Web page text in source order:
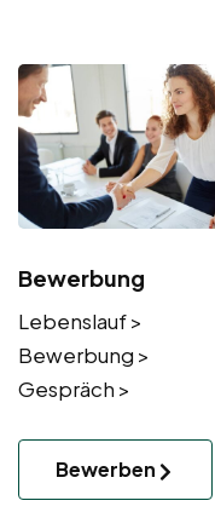
Bewerbung
Lebenslauf >
Bewerbung >
Gespräch >
Bewerben